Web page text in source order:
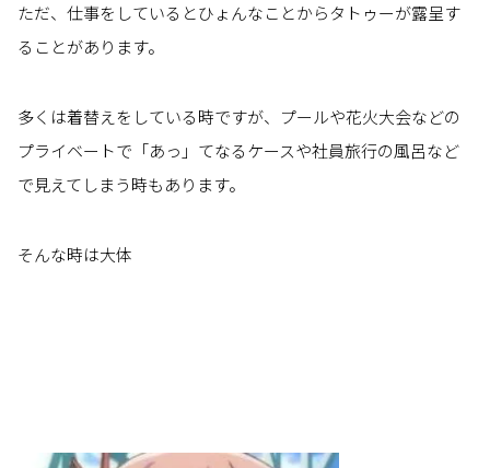
ただ、仕事をしているとひょんなことからタトゥーが露呈す
ることがあります。
多くは着替えをしている時ですが、プールや花火大会などの
プライベートで「あっ」てなるケースや社員旅行の風呂など
で見えてしまう時もあります。
そんな時は大体